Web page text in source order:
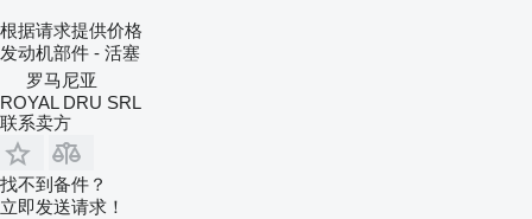
根据请求提供价格
发动机部件 - 活塞
罗马尼亚
ROYAL DRU SRL
联系卖方
找不到备件？
立即发送请求！